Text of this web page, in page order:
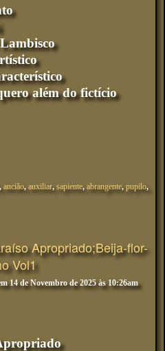
além do fictício
, ancião, auxiliar, sapiente, abrangente, pupilo,
Apropriado;Beija-flor-
Vol1
14 de Novembro de 2025 às 10:26am